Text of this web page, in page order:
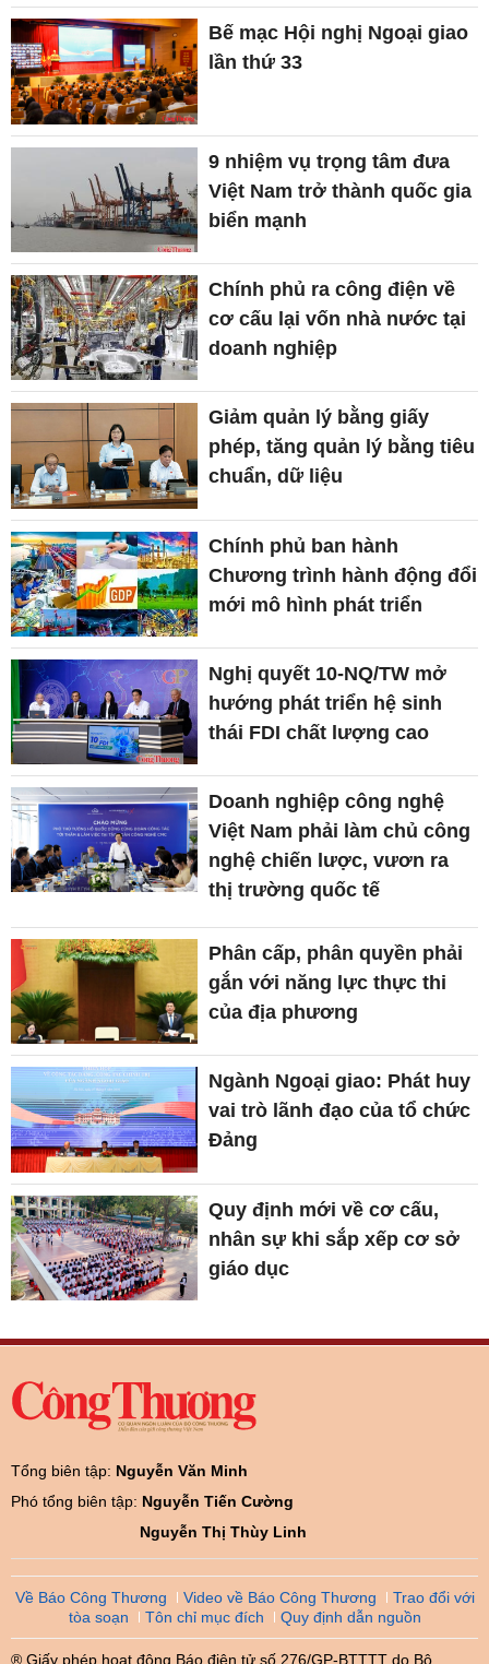
Bế mạc Hội nghị Ngoại giao
lần thứ 33
9 nhiệm vụ trọng tâm đưa
Việt Nam trở thành quốc gia
biển mạnh
Chính phủ ra công điện về
cơ cấu lại vốn nhà nước tại
doanh nghiệp
Giảm quản lý bằng giấy
phép, tăng quản lý bằng tiêu
chuẩn, dữ liệu
Chính phủ ban hành
Chương trình hành động đổi
mới mô hình phát triển
Nghị quyết 10-NQ/TW mở
hướng phát triển hệ sinh
thái FDI chất lượng cao
Doanh nghiệp công nghệ
Việt Nam phải làm chủ công
nghệ chiến lược, vươn ra
thị trường quốc tế
Phân cấp, phân quyền phải
gắn với năng lực thực thi
của địa phương
Ngành Ngoại giao: Phát huy
vai trò lãnh đạo của tổ chức
Đảng
Quy định mới về cơ cấu,
nhân sự khi sắp xếp cơ sở
giáo dục
Tổng biên tập: Nguyễn Văn Minh
Phó tổng biên tập: Nguyễn Tiến Cường
Nguyễn Thị Thùy Linh
Về Báo Công Thương Video về Báo Công Thương
Trao đổi với
tòa soạn
Tôn chỉ mục đích Quy định dẫn nguồn
® Giấy phép hoạt động Báo điện tử số 276/GP-BTTTT do Bộ